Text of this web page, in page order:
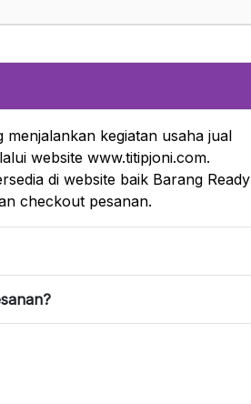
kegiatan usaha jual
website www.titipjoni.com.
di website baik Barang Ready
checkout pesanan.